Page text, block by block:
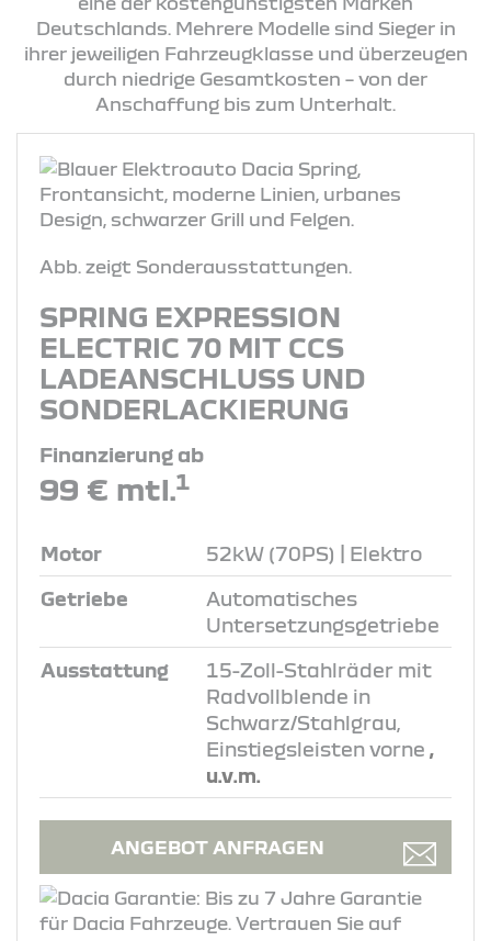
Deutschlands. Mehrere Modelle sind Sieger in
ihrer jeweiligen Fahrzeugklasse und überzeugen
durch niedrige Gesamtkosten – von der
Anschaffung bis zum Unterhalt.
Abb. zeigt Sonderausstattungen.
SPRING EXPRESSION
ELECTRIC 70 MIT CCS
LADEANSCHLUSS UND
SONDERLACKIERUNG
Finanzierung ab
99 € mtl.1
Motor 52kW (70PS) | Elektro
Getriebe
Automatisches
Untersetzungsgetriebe
Ausstattung
15-Zoll-Stahlräder mit
Radvollblende in
Schwarz/Stahlgrau,
Einstiegsleisten vorne ,
u.v.m.
ANGEBOT ANFRAGEN